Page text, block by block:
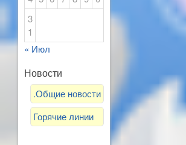
3
1
« Июл
Новости
.Общие новости
Горячие линии